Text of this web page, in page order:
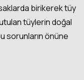
birikerek tüy
tüylerin doğal
sorunların önüne